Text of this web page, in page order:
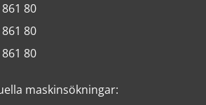
80
80
80
maskinsökningar: